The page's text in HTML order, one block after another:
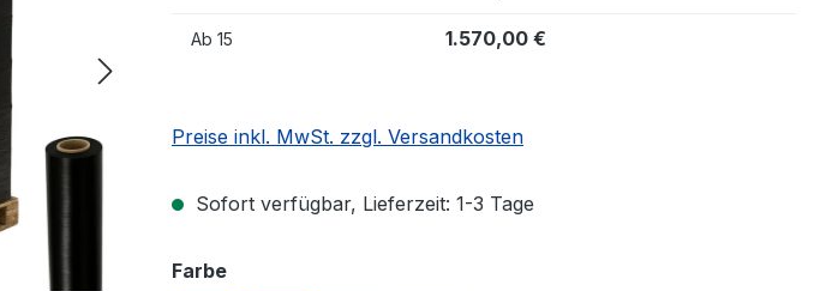
Ab 15 1.570,00 €
Preise inkl. MwSt. zzgl. Versandkosten
Sofort verfügbar, Lieferzeit: 1-3 Tage
Farbeauswählen